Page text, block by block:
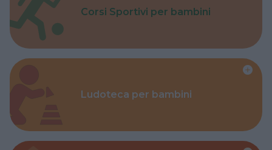
Corsi Sportivi per bambini
Ludoteca per bambini